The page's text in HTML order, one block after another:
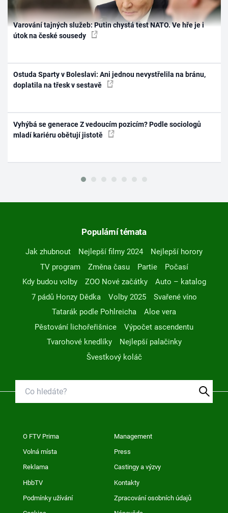
Varování tajných služeb: Putin chystá test NATO. Ve hře je i
útok na české sousedy
Ostuda Sparty v Boleslavi: Ani jednou nevystřelila na bránu,
doplatila na třesk v sestavě
Vyhýbá se generace Z vedoucím pozicím? Podle sociologů
mladí kariéru obětují jistotě
Populární témata
Jak zhubnout Nejlepší filmy 2024
Nejlepší horory
TV program
Změna času Partie
Počasí
Kdy budou volby
ZOO Nové začátky
Auto – katalog
7 pádů Honzy Dědka
Volby 2025
Svařené víno
Tatarák podle Pohlreicha
Aloe vera
Pěstování lichořeřišnice
Výpočet ascendentu
Tvarohové knedlíky
Nejlepší palačinky
Švestkový koláč
O FTV Prima Management
Volná místa Press
Reklama Castingy a výzvy
HbbTV Kontakty
Podmínky užívání Zpracování osobních údajů